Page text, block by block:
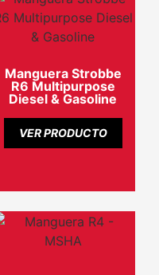
Manguera Strobbe
R6 Multipurpose
Diesel & Gasoline
VER PRODUCTO